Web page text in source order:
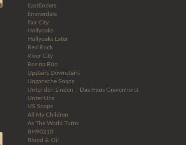
EastEnders
Emmerdale
Fair City
Hollyoaks
Hollyoaks Later
Red Rock
River City
Ros na Rún
Upstairs Downstairs
Ungarische Soaps
Unter den Linden – Das Haus Gravenhorst
Unter Uns
US Soaps
All My Children
As The World Turns
BH90210
Blood & Oil